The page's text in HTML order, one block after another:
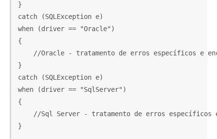
}
catch (SQLException e)
when (driver == "Oracle")
{
//Oracle - tratamento de erros específicos e
}
catch (SQLException e)
when (driver == "SqlServer")
{
//Sql Server - tratamento de erros específicos
}